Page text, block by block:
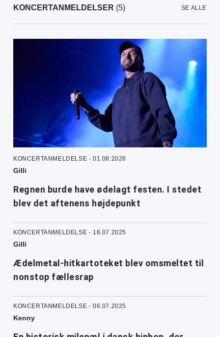
KONCERTANMELDELSER (5) SE ALLE
KONCERTANMELDELSE - 01.08.2026
Gilli
Regnen burde have ødelagt festen. I stedet
blev det aftenens højdepunkt
KONCERTANMELDELSE - 18.07.2025
Gilli
Ædelmetal-hitkartoteket blev omsmeltet til
nonstop fællesrap
KONCERTANMELDELSE - 06.07.2025
Kenny